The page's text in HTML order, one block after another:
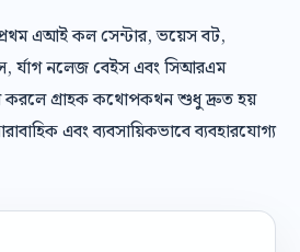
এআই কল সেন্টার, ভয়েস বট,
র্যাগ নলেজ বেইস এবং সিআরএম
করলে গ্রাহক কথোপকথন শুধু দ্রুত হয়
এবং ব্যবসায়িকভাবে ব্যবহারযোগ্য